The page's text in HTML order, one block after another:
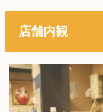
店舗内観